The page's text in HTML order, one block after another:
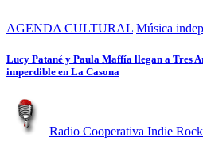
AGENDA CULTURAL Música
Lucy Patané y Paula Maffía llegan a Tres
imperdible en La Casona
Radio Cooperativa Indie Rock